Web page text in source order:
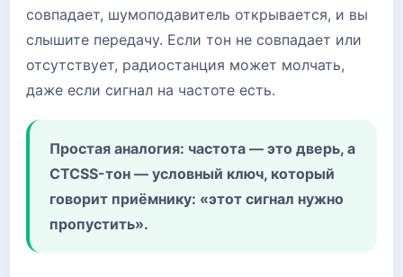
совпадает, шумоподавитель открывается, и вы
слышите передачу. Если тон не совпадает или
отсутствует, радиостанция может молчать,
даже если сигнал на частоте есть.
Простая аналогия: частота — это дверь, а
CTCSS-тон — условный ключ, который
говорит приёмнику: «этот сигнал нужно
пропустить».